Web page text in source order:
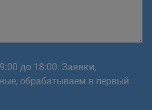
до 18:00. Заявки,
обрабатываем в первый